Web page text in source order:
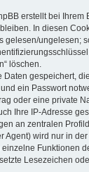
erstellt bei
In diesen
gelesen/ungelesen;
löschen.
Daten gespeichert,
ein Passwort
oder eine private
Ihre IP-Adresse
an zentralen
Agent) wird nur in
Funktionen
Lesezeichen